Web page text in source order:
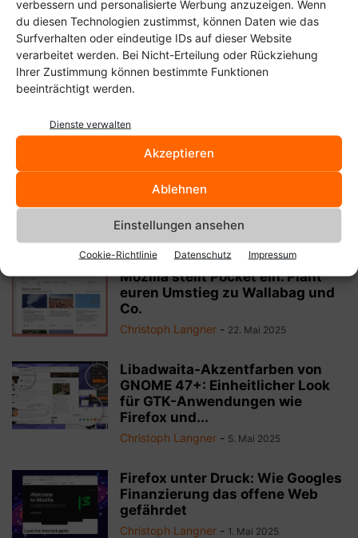
verbessern und personalisierte Werbung anzuzeigen. Wenn
du diesen Technologien zustimmst, können Daten wie das
Surfverhalten oder eindeutige IDs auf dieser Website
verarbeitet werden. Bei Nicht-Erteilung oder Rückziehung
Ihrer Zustimmung können bestimmte Funktionen
beeinträchtigt werden.
Dienste verwalten
Akzeptieren
Ablehnen
Einstellungen ansehen
Cookie-Richtlinie Datenschutz Impressum
Verwandte Artikel
Firefox Nightly: Tabs jetzt mit
Christoph Langner
Firefox bekommt endlich Support
Christoph Langner - 30. August 2025
Mozilla stellt Pocket ein. Plant
euren Umstieg zu Wallabag und
Co.
Christoph Langner - 22. Mai 2025
Libadwaita-Akzentfarben von
GNOME 47+: Einheitlicher Look
für GTK-Anwendungen wie
Firefox und...
Christoph Langner - 5. Mai 2025
Firefox unter Druck: Wie Googles
Finanzierung das offene Web
gefährdet
Christoph Langner - 1. Mai 2025